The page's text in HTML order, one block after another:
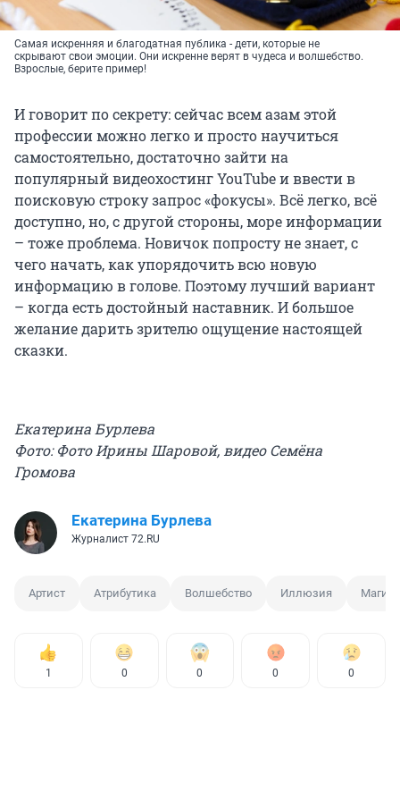
Самая искренняя и благодатная публика - дети, которые не
скрывают свои эмоции. Они искренне верят в чудеса и волшебство.
Взрослые, берите пример!
И говорит по секрету: сейчас всем азам этой
профессии можно легко и просто научиться
самостоятельно, достаточно зайти на
популярный видеохостинг YouTube и ввести в
поисковую строку запрос «фокусы». Всё легко, всё
доступно, но, с другой стороны, море информации
– тоже проблема. Новичок попросту не знает, с
чего начать, как упорядочить всю новую
информацию в голове. Поэтому лучший вариант
– когда есть достойный наставник. И большое
желание дарить зрителю ощущение настоящей
сказки.
Екатерина Бурлева
Фото: Фото Ирины Шаровой, видео Семёна
Громова
Екатерина Бурлева
Журналист 72.RU
Артист Атрибутика Волшебство Иллюзия Магия
1 0 0 0 0